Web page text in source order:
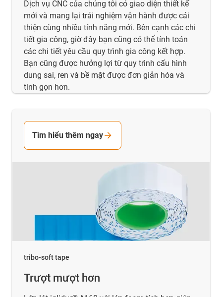
Dịch vụ CNC của chúng tôi có giao diện thiết kế
mới và mang lại trải nghiệm vận hành được cải
thiện cùng nhiều tính năng mới. Bên cạnh các chi
tiết gia công, giờ đây bạn cũng có thể tính toán
các chi tiết yêu cầu quy trình gia công kết hợp.
Bạn cũng được hưởng lợi từ quy trình cấu hình
dung sai, ren và bề mặt được đơn giản hóa và
tinh gọn hơn.
tribo-soft tape
Trượt mượt hơn
Tìm hiểu thêm ngay